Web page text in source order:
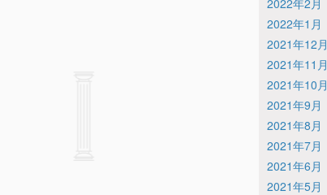
2022年2月
2022年1月
2021年12月
2021年11月
2021年10月
2021年9月
2021年8月
2021年7月
2021年6月
2021年5月